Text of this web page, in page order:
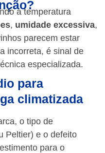
a temperatura
, umidade excessiva,
parecem estar
incorreta, é sinal de
especializada.
para
climatizada
o tipo de
Peltier) e o defeito
para o